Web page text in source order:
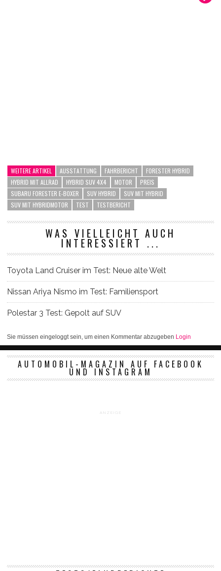
WEITERE ARTIKEL AUSSTATTUNG FAHRBERICHT
FORESTER HYBRID
HYBRID MIT ALLRAD
HYBRID SUV 4X4 MOTOR
PREIS
SUBARU FORESTER E-BOXER
SUV HYBRID
SUV MIT HYBRID
SUV MIT HYBRIDMOTOR
TEST TESTBERICHT
WAS VIELLEICHT AUCH
INTERESSIERT ...
Toyota Land Cruiser im Test: Neue alte Welt
Nissan Ariya Nismo im Test: Familiensport
Polestar 3 Test: Gepolt auf SUV
Sie müssen eingeloggt sein, um einen Kommentar abzugeben Login
AUTOMOBIL-MAGAZIN AUF FACEBOOK
UND INSTAGRAM
ANZEIGE